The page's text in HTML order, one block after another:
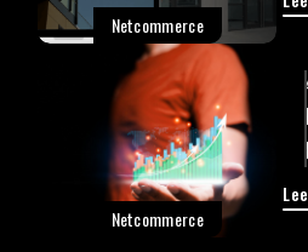
Netcommerce
Netcommerce